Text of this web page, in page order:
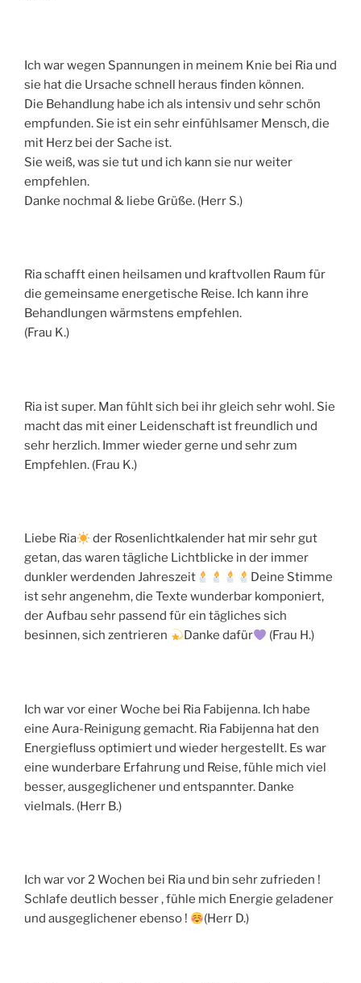
Ich war wegen Spannungen in meinem Knie bei Ria und
sie hat die Ursache schnell heraus finden können.
Die Behandlung habe ich als intensiv und sehr schön
empfunden. Sie ist ein sehr einfühlsamer Mensch, die
mit Herz bei der Sache ist.
Sie weiß, was sie tut und ich kann sie nur weiter
empfehlen.
Danke nochmal & liebe Grüße. (Herr S.)
Ria schafft einen heilsamen und kraftvollen Raum für
die gemeinsame energetische Reise. Ich kann ihre
Behandlungen wärmstens empfehlen.
(Frau K.)
Ria ist super. Man fühlt sich bei ihr gleich sehr wohl. Sie
macht das mit einer Leidenschaft ist freundlich und
sehr herzlich. Immer wieder gerne und sehr zum
Empfehlen. (Frau K.)
Liebe Ria
der Rosenlichtkalender hat mir sehr gut
getan, das waren tägliche Lichtblicke in der immer
dunkler werdenden Jahreszeit
Deine Stimme
ist sehr angenehm, die Texte wunderbar komponiert,
der Aufbau sehr passend für ein tägliches sich
besinnen, sich zentrieren
Danke dafür (Frau H.)
Ich war vor einer Woche bei Ria Fabijenna. Ich habe
eine Aura-Reinigung gemacht. Ria Fabijenna hat den
Energiefluss optimiert und wieder hergestellt. Es war
eine wunderbare Erfahrung und Reise, fühle mich viel
besser, ausgeglichener und entspannter. Danke
vielmals. (Herr B.)
Ich war vor 2 Wochen bei Ria und bin sehr zufrieden !
Schlafe deutlich besser , fühle mich Energie geladener
und ausgeglichener ebenso !
(Herr D.)